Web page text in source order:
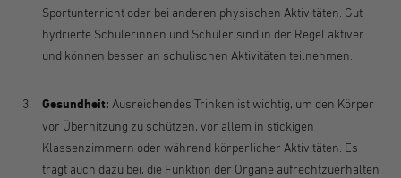
Sportunterricht oder bei anderen physischen Aktivitäten. Gut
hydrierte Schülerinnen und Schüler sind in der Regel aktiver
und können besser an schulischen Aktivitäten teilnehmen.
Gesundheit: Ausreichendes Trinken ist wichtig, um den Körper
vor Überhitzung zu schützen, vor allem in stickigen
Klassenzimmern oder während körperlicher Aktivitäten. Es
trägt auch dazu bei, die Funktion der Organe aufrechtzuerhalten